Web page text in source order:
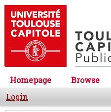
Homepage Browse
Login